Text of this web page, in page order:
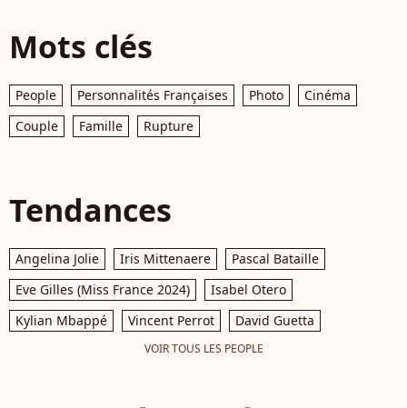
Mots clés
People Personnalités Françaises Photo
Cinéma
Couple
Famille Rupture
Tendances
Angelina Jolie Iris Mittenaere
Pascal Bataille
Eve Gilles (Miss France 2024)
Isabel Otero
Kylian Mbappé
Vincent Perrot David Guetta
VOIR TOUS LES PEOPLE